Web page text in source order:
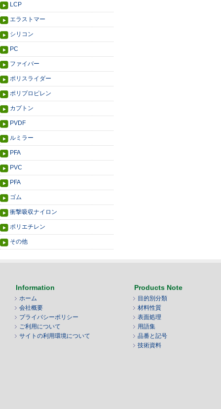
LCP
エラストマー
シリコン
PC
ファイバー
ポリスライダー
ポリプロピレン
カプトン
PVDF
ルミラー
PFA
PVC
PFA
ゴム
衝撃吸収ナイロン
ポリエチレン
その他
Information
ホーム
会社概要
プライバシーポリシー
ご利用について
サイトの利用環境について
Products Note
目的別分類
材料性質
表面処理
用語集
品番と記号
技術資料